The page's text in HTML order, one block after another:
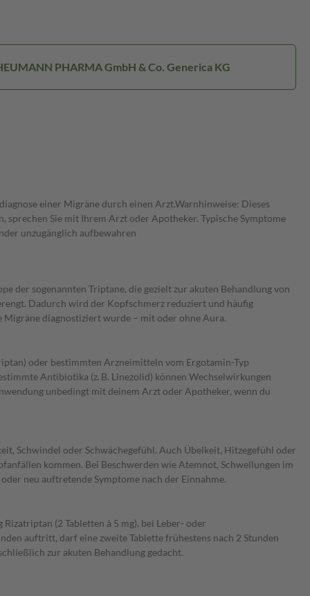
PHARMA GmbH & Co. Generica KG
einer Migräne durch einen Arzt.Warnhinweise: Dieses
sprechen Sie mit Ihrem Arzt oder Apotheker. Typische Symptome
unzugänglich aufbewahren
der sogenannten Triptane, die gezielt zur akuten Behandlung von
Dadurch wird der Kopfschmerz reduziert und häufig
diagnostiziert wurde – mit oder ohne Aura.
oder bestimmten Arzneimitteln vom Ergotamin-Typ
Antibiotika (z. B. Linezolid) können Wechselwirkungen
unbedingt mit deinem Arzt oder Apotheker, wenn du
Schwindel oder Schwächegefühl. Auch Übelkeit, Hitzegefühl oder
kommen. Bei Beschwerden wie Atemnot, Schwellungen im
neu auftretende Symptome nach der Einnahme.
(2 Tabletten à 5 mg), bei Leber- oder
auftritt, darf eine zweite Tablette frühestens nach 2 Stunden
zur akuten Behandlung gedacht.